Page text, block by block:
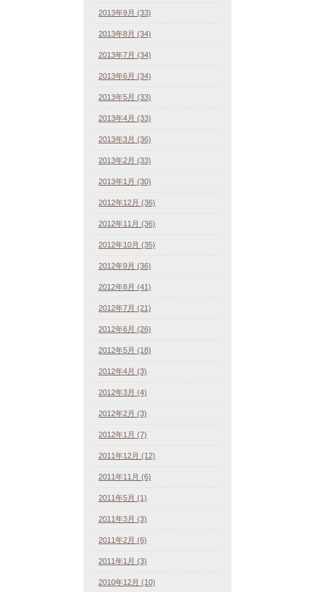
2013年9月 (33)
2013年8月 (34)
2013年7月 (34)
2013年6月 (34)
2013年5月 (33)
2013年4月 (33)
2013年3月 (36)
2013年2月 (33)
2013年1月 (30)
2012年12月 (36)
2012年11月 (36)
2012年10月 (35)
2012年9月 (36)
2012年8月 (41)
2012年7月 (21)
2012年6月 (26)
2012年5月 (18)
2012年4月 (3)
2012年3月 (4)
2012年2月 (3)
2012年1月 (7)
2011年12月 (12)
2011年11月 (6)
2011年5月 (1)
2011年3月 (3)
2011年2月 (6)
2011年1月 (3)
2010年12月 (10)